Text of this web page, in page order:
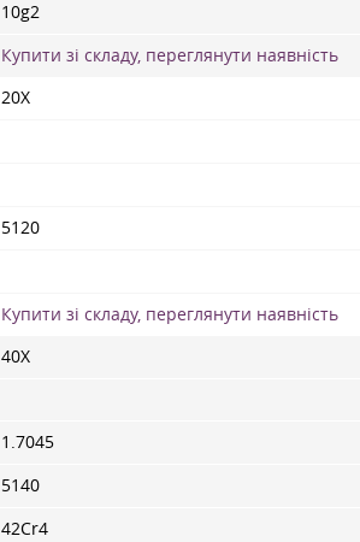
10g2
Купити зі складу, переглянути наявність
20Х
5120
Купити зі складу, переглянути наявність
40Х
1.7045
5140
42Cr4